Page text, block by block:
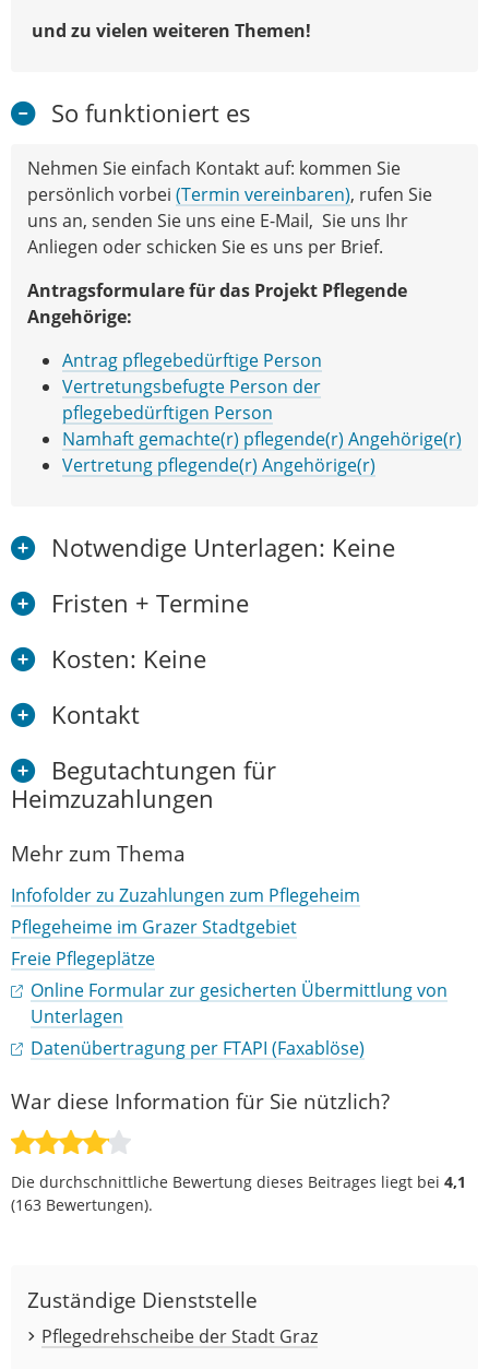
und zu vielen weiteren Themen!
So funktioniert es
Nehmen Sie einfach Kontakt auf: kommen Sie
persönlich vorbei (Termin vereinbaren), rufen Sie
uns an, senden Sie uns eine E-Mail, Sie uns Ihr
Anliegen oder schicken Sie es uns per Brief.
Antragsformulare für das Projekt Pflegende
Angehörige:
Antrag pflegebedürftige Person
Vertretungsbefugte Person der
pflegebedürftigen Person
Namhaft gemachte(r) pflegende(r) Angehörige(r)
Vertretung pflegende(r) Angehörige(r)
Notwendige Unterlagen: Keine
Fristen + Termine
Kosten: Keine
Kontakt
Begutachtungen für
Heimzuzahlungen
Mehr zum Thema
Infofolder zu Zuzahlungen zum Pflegeheim
Pflegeheime im Grazer Stadtgebiet
Freie Pflegeplätze
Online Formular zur gesicherten Übermittlung von
Unterlagen
Datenübertragung per FTAPI (Faxablöse)
War diese Information für Sie nützlich?
Die durchschnittliche Bewertung dieses Beitrages liegt bei 4,1
(163 Bewertungen).
Zuständige Dienststelle
Pflegedrehscheibe der Stadt Graz